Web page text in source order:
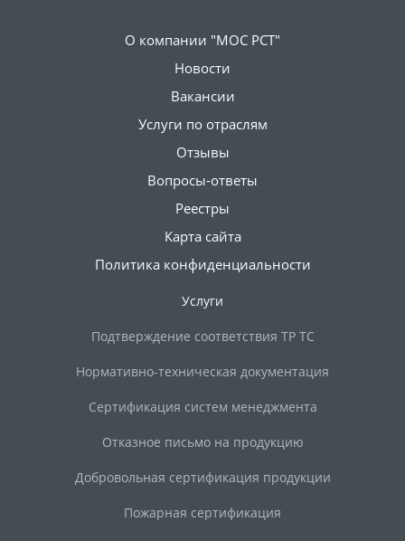
О компании "МОС РСТ"
Новости
Вакансии
Услуги по отраслям
Отзывы
Вопросы-ответы
Реестры
Карта сайта
Политика конфиденциальности
Услуги
Подтверждение соответствия ТР ТС
Нормативно-техническая документация
Сертификация систем менеджмента
Отказное письмо на продукцию
Добровольная сертификация продукции
Пожарная сертификация